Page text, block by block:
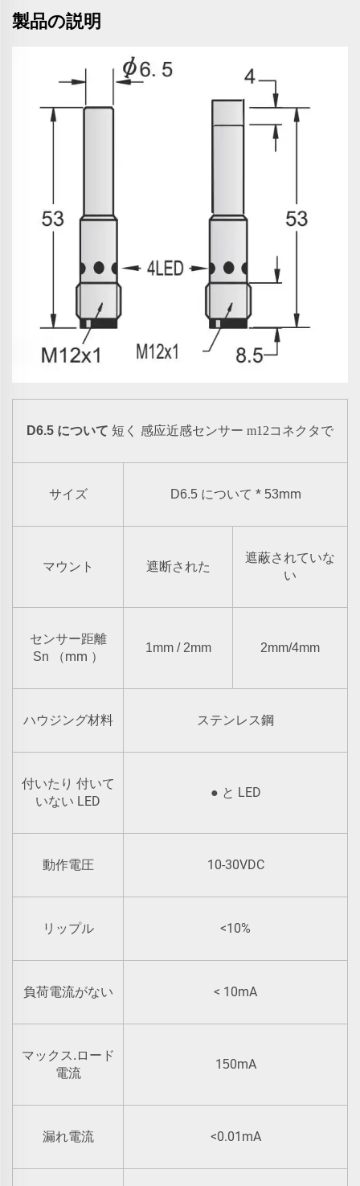
製品の説明
D6.5 について 短く 感应近感センサー m12コネクタで
サイズ D6.5 について * 53mm
マウント 遮断された
遮蔽されていな
い
センサー距離
Sn
（mm ）
1mm / 2mm 2mm/4mm
ハウジング材料 ステンレス鋼
付いたり 付いて
いない LED
● と LED
動作電圧 10-30VDC
リップル <10%
負荷電流がない < 10mA
マックス.ロード
電流
1 50mA
漏れ電流 <0.01mA